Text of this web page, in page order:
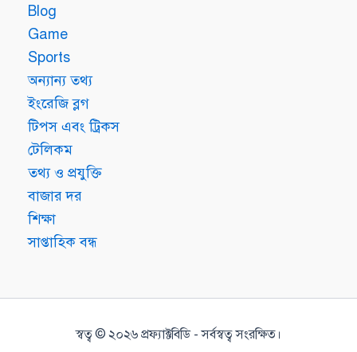
Blog
Game
Sports
অন্যান্য তথ্য
ইংরেজি ব্লগ
টিপস এবং ট্রিকস
টেলিকম
তথ্য ও প্রযুক্তি
বাজার দর
শিক্ষা
সাপ্তাহিক বন্ধ
স্বত্ব © ২০২৬ প্রফ্যাক্টবিডি - সর্বস্বত্ব সংরক্ষিত।